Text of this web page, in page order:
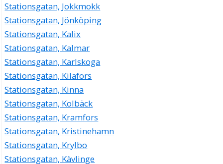
Stationsgatan, Jokkmokk
Stationsgatan, Jönköping
Stationsgatan, Kalix
Stationsgatan, Kalmar
Stationsgatan, Karlskoga
Stationsgatan, Kilafors
Stationsgatan, Kinna
Stationsgatan, Kolbäck
Stationsgatan, Kramfors
Stationsgatan, Kristinehamn
Stationsgatan, Krylbo
Stationsgatan, Kävlinge